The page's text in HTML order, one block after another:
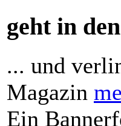
geht in
... und
Magazin
Ein